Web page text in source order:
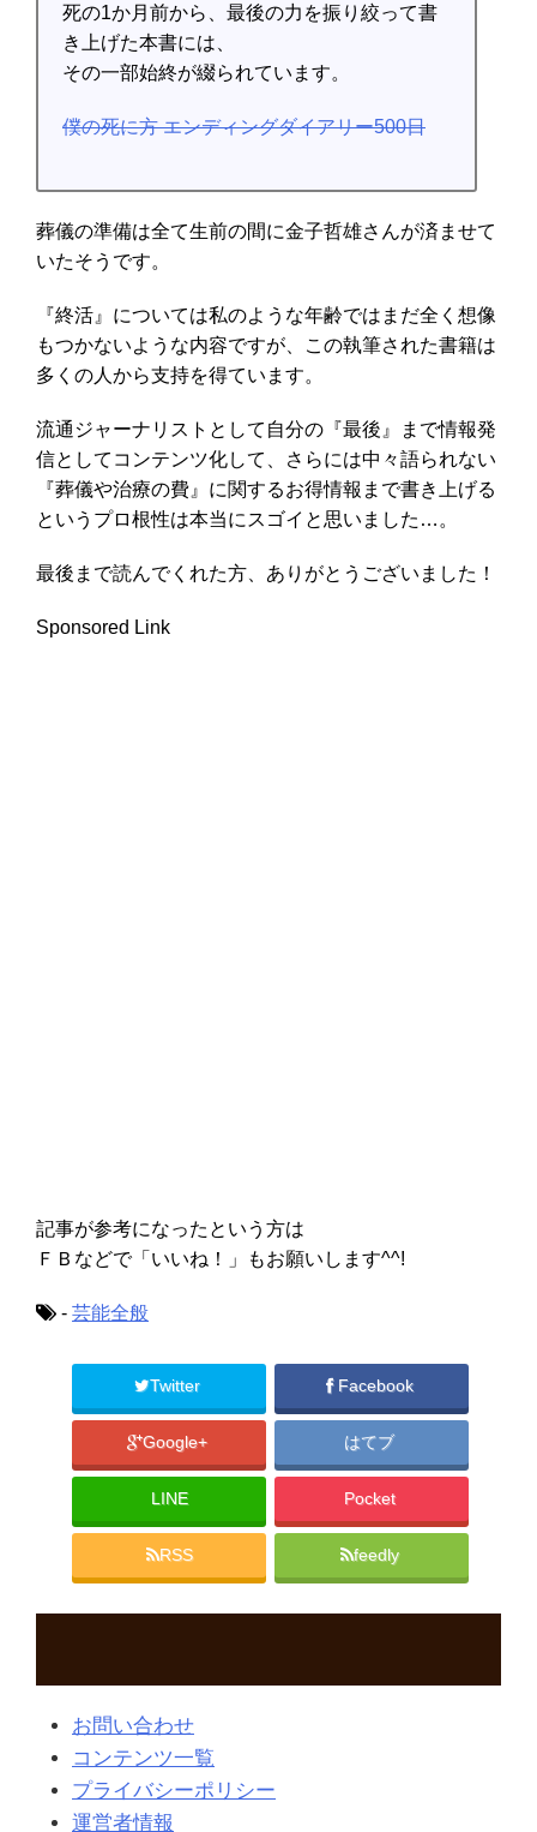
死の1か月前から、最後の力を振り絞って書
き上げた本書には、
その一部始終が綴られています。
僕の死に方 エンディングダイアリー500日
葬儀の準備は全て生前の間に金子哲雄さんが済ませて
いたそうです。
『終活』については私のような年齢ではまだ全く想像
もつかないような内容ですが、この執筆された書籍は
多くの人から支持を得ています。
流通ジャーナリストとして自分の『最後』まで情報発
信としてコンテンツ化して、さらには中々語られない
『葬儀や治療の費』に関するお得情報まで書き上げる
というプロ根性は本当にスゴイと思いました…。
最後まで読んでくれた方、ありがとうございました！
Sponsored Link
記事が参考になったという方は
ＦＢなどで「 いいね！ 」もお願いします^^!
- 芸能全般
Twitter Facebook
Google+ はてブ
LINE Pocket
RSS feedly
お問い合わせ
コンテンツ一覧
プライバシーポリシー
運営者情報